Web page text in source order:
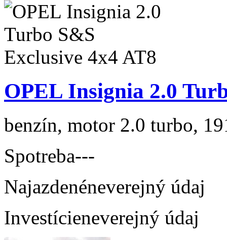
OPEL Insignia 2.0
benzín, motor 2.0 turbo,
Spotreba---
Najazdenéneverejný údaj
Investícieneverejný údaj